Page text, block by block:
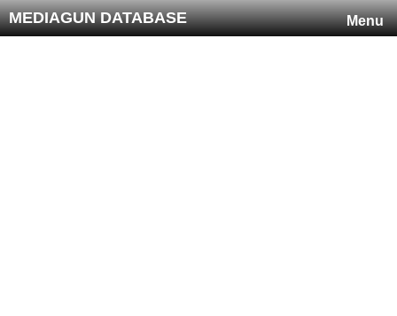
Menu
MEDIAGUN DATABASE